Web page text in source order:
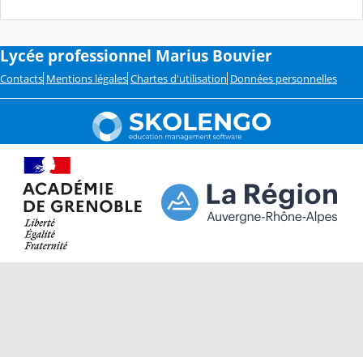
Lycée professionnel Marius Bouvier
Contacts Mentions légales Chartes d'utilisation Données personnelles